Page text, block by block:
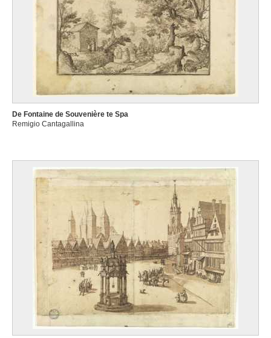
De Fontaine de Souvenière te Spa
Remigio Cantagallina